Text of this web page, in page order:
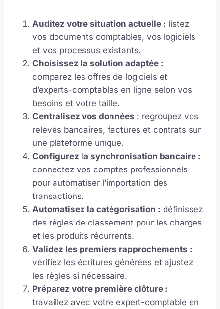
Auditez votre situation actuelle : listez
vos documents comptables, vos logiciels
et vos processus existants.
Choisissez la solution adaptée :
comparez les offres de logiciels et
d’experts-comptables en ligne selon vos
besoins et votre taille.
Centralisez vos données : regroupez vos
relevés bancaires, factures et contrats sur
une plateforme unique.
Configurez la synchronisation bancaire :
connectez vos comptes professionnels
pour automatiser l’importation des
transactions.
Automatisez la catégorisation : définissez
des règles de classement pour les charges
et les produits récurrents.
Validez les premiers rapprochements :
vérifiez les écritures générées et ajustez
les règles si nécessaire.
Préparez votre première clôture :
travaillez avec votre expert-comptable en